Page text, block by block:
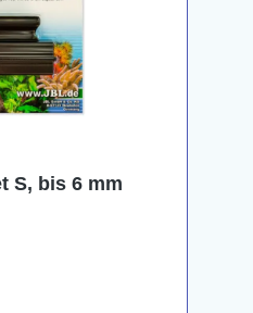
S, bis 6 mm